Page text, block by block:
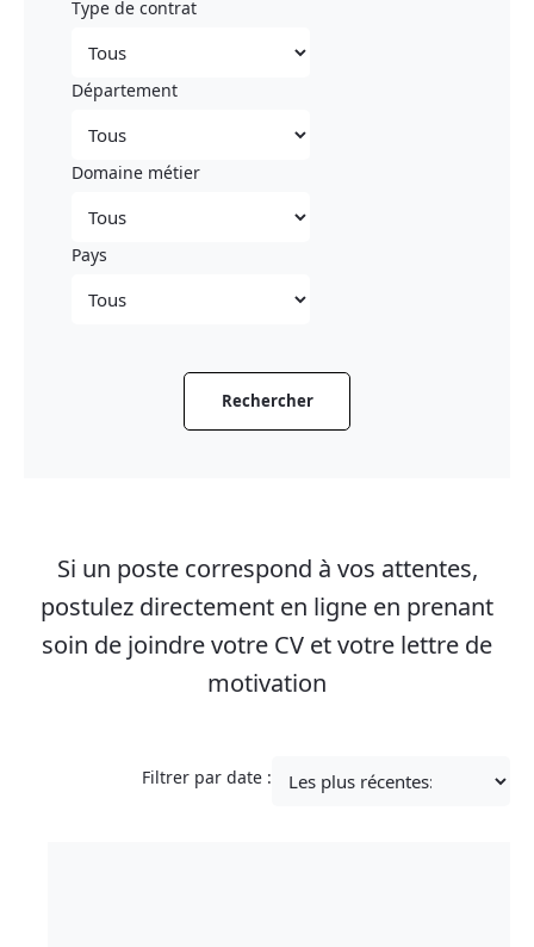
Type de contrat
Département
Domaine métier
Pays
Si un poste correspond à vos attentes,
postulez directement en ligne en prenant
soin de joindre votre CV et votre lettre de
motivation
Filtrer par date :